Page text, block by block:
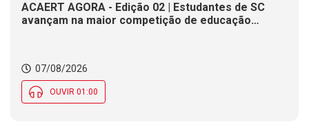
ACAERT AGORA - Edição 02 | Estudantes de SC
avançam na maior competição de educação
Social nesta sexta (7)
07/08/2026
OUVIR 01:00